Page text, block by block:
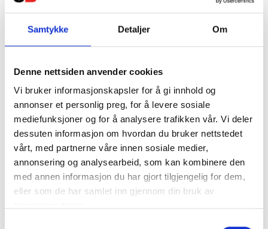
Samtykke Detaljer Om
Denne nettsiden anvender cookies
Vi bruker informasjonskapsler for å gi innhold og
annonser et personlig preg, for å levere sosiale
mediefunksjoner og for å analysere trafikken vår. Vi deler
dessuten informasjon om hvordan du bruker nettstedet
vårt, med partnerne våre innen sosiale medier,
annonsering og analysearbeid, som kan kombinere den
med annen informasjon du har gjort tilgjengelig for dem,
eller som de har samlet inn gjennom din bruk av
K2 SingleRail Climber Hängbult
M10x180
Tillverkare:K2 SYSTEM
K2 SingleRail Hanger Bolt Climber Set M10x180 med tätning
av fibercement. För fastsättning av K2 Systems
komponenter i tr&au..
mer info
Får endast installeras av ett auktoriserat installatör
SKU:
2003272